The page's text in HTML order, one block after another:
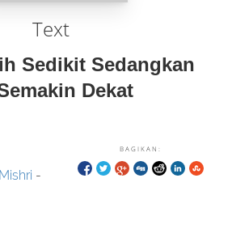
Text
Sedikit Sedangkan
Dekat
BAGIKAN:
-